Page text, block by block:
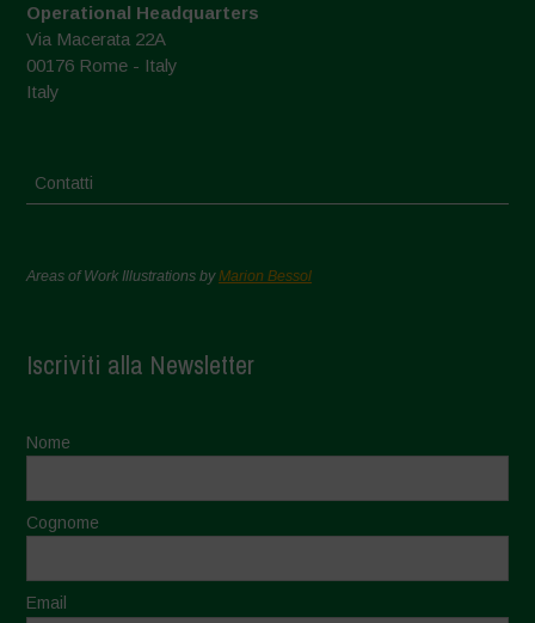
Operational Headquarters
Via Macerata 22A
00176 Rome - Italy
Italy
Contatti
Areas of Work Illustrations byMarion Bessol
Iscriviti alla Newsletter
Nome
Cognome
Email